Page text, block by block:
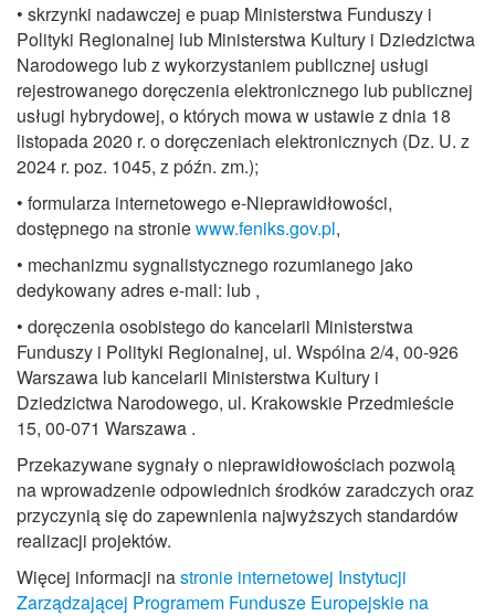
• skrzynki nadawczej e puap Ministerstwa Funduszy i
Polityki Regionalnej lub Ministerstwa Kultury i Dziedzictwa
Narodowego lub z wykorzystaniem publicznej usługi
rejestrowanego doręczenia elektronicznego lub publicznej
usługi hybrydowej, o których mowa w ustawie z dnia 18
listopada 2020 r. o doręczeniach elektronicznych (Dz. U. z
2024 r. poz. 1045, z późn. zm.);
• formularza internetowego e-Nieprawidłowości,
dostępnego na stroniewww.feniks.gov.pl,
• mechanizmu sygnalistycznego rozumianego jako
dedykowany adres e-mail: lub ,
• doręczenia osobistego do kancelarii Ministerstwa
Funduszy i Polityki Regionalnej, ul. Wspólna 2/4, 00-926
Warszawa lub kancelarii Ministerstwa Kultury i
Dziedzictwa Narodowego, ul. Krakowskie Przedmieście
15, 00-071 Warszawa .
Przekazywane sygnały o nieprawidłowościach pozwolą
na wprowadzenie odpowiednich środków zaradczych oraz
przyczynią się do zapewnienia najwyższych standardów
realizacji projektów.
Więcej informacji nastronie internetowej Instytucji
Zarządzającej Programem Fundusze Europejskie na